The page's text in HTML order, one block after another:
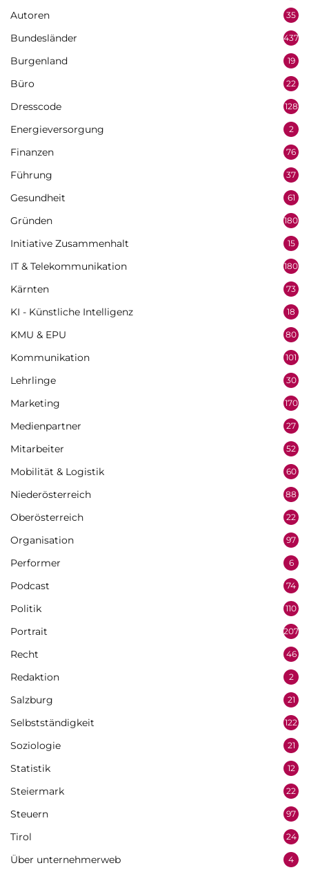
Autoren 35
Bundesländer 437
Burgenland 19
Büro 22
Dresscode 128
Energieversorgung 2
Finanzen 76
Führung 37
Gesundheit 61
Gründen 180
Initiative Zusammenhalt 15
IT & Telekommunikation 180
Kärnten 73
KI - Künstliche Intelligenz 18
KMU & EPU 80
Kommunikation 101
Lehrlinge 30
Marketing 170
Medienpartner 27
Mitarbeiter 52
Mobilität & Logistik 60
Niederösterreich 88
Oberösterreich 22
Organisation 97
Performer 6
Podcast 74
Politik 110
Portrait 207
Recht 46
Redaktion 2
Salzburg 21
Selbstständigkeit 122
Soziologie 21
Statistik 12
Steiermark 22
Steuern 97
Tirol 24
Über unternehmerweb 4